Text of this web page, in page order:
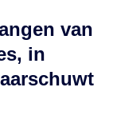
van
in